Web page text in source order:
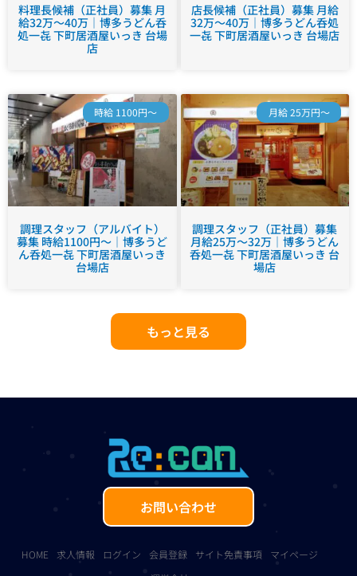
料理長候補（正社員）募集 月
給32万～40万｜博多うどん呑
処一㐂 下町居酒屋いっき 台場
店
店長候補（正社員）募集 月給
32万～40万｜博多うどん呑処
一㐂 下町居酒屋いっき 台場店
時給 1100円～
調理スタッフ（アルバイト）
募集 時給1100円～｜博多うど
ん呑処一㐂 下町居酒屋いっき
台場店
月給 25万円～
調理スタッフ（正社員）募集
月給25万～32万｜博多うどん
呑処一㐂 下町居酒屋いっき 台
場店
もっと見る
お問い合わせ
HOME 求人情報 ログイン 会員登録 サイト免責事項
マイページ